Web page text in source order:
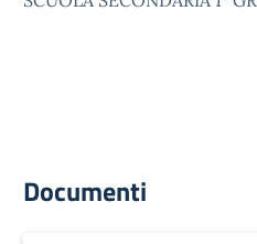
Documenti